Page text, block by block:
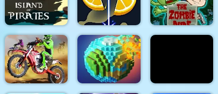
MineWar Soldiers vs
Zombies
Crypto Head Ball Super scissors
Island of Pirates Relax Slicer